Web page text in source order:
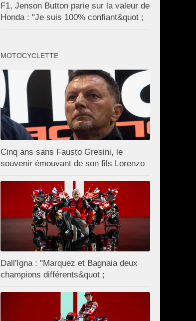
F1, Jenson Button parie sur la valeur de
Honda : "Je suis 100% confiant&quot ;
MOTOCYCLETTE
Cinq ans sans Fausto Gresini, le
souvenir émouvant de son fils Lorenzo
Dall'Igna : "Marquez et Bagnaia deux
champions différents&quot ;